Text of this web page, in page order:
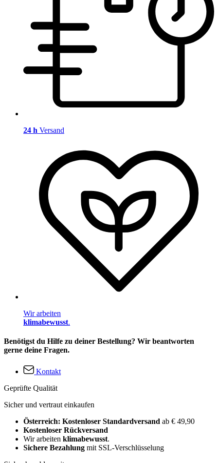
24 h Versand
Wir arbeiten
klimabewusst.
Benötigst du Hilfe zu deiner Bestellung? Wir beantworten
gerne deine Fragen.
Kontakt
Geprüfte Qualität
Sicher und vertraut einkaufen
Österreich: Kostenloser Standardversand ab € 49,90
Kostenloser Rückversand
Wir arbeiten klimabewusst.
Sichere Bezahlung mit SSL-Verschlüsselung